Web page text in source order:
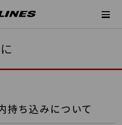
持ち込みについて